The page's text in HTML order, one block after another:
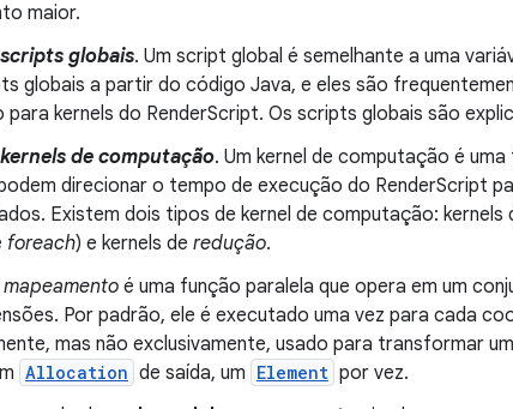
maior.
scripts globais. Um script global é semelhante a uma
globais a partir do código Java, e eles são
kernels do RenderScript. Os scripts globais são
kernels de computação. Um kernel de computação é
direcionar o tempo de execução do RenderScript
Existem dois tipos de kernel de computação: kernels
foreach) e kernels de redução.
é uma função paralela que opera em um
Por padrão, ele é executado uma vez para cada
mas não exclusivamente, usado para transformar
Allocation de saída, um Element por vez.